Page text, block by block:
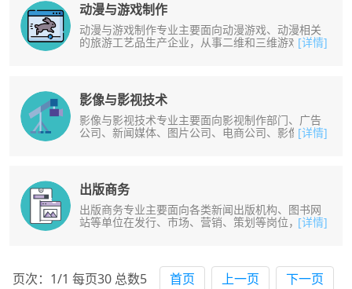
动漫与游戏制作
动漫与游戏制作专业主要面向动漫游戏、动漫相关
的旅游工艺品生产企业，从事二维和三维游戏制[详情]
影像与影视技术
影像与影视技术专业主要面向影视制作部门、广告
公司、新闻媒体、图片公司、电商公司、影像出版
[详情]
出版商务
出版商务专业主要面向各类新闻出版机构、图书网
站等单位在发行、市场、营销、策划等岗位，从事
[详情]
页次：1/1 每页30 总数5 首页 上一页
下一页